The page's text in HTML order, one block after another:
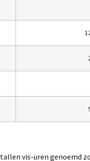
vis-uren genoemd